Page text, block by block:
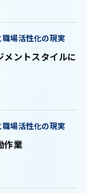
ントスタイルに
場活性化の現実
作業
場活性化の現実